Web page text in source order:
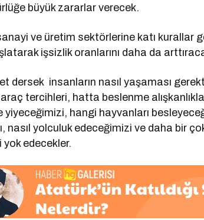
büyük zararlar verecek.
ve üretim sektörlerine katı kurallar
işsizlik oranlarını daha da
dersek insanların nasıl yaşaması
araç tercihleri, hatta beslenme
hangi hayvanları
nasıl yolculuk edeceğimizi ve daha bir
edecekler.